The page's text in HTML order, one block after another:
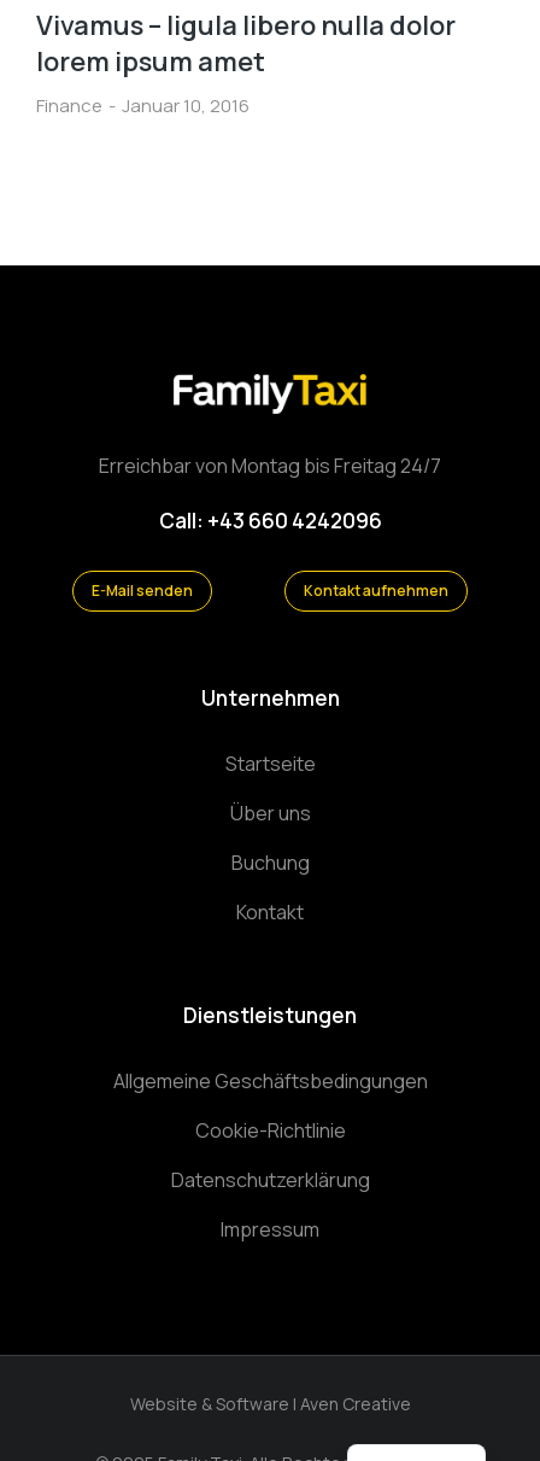
Vivamus – ligula libero nulla dolor
lorem ipsum amet
Finance Januar 10, 2016
Erreichbar von Montag bis Freitag 24/7
Call: +43 660 4242096
E-Mail senden Kontakt aufnehmen
Unternehmen
Startseite
Über uns
Buchung
Kontakt
Dienstleistungen
Allgemeine Geschäftsbedingungen
Cookie-Richtlinie
Datenschutzerklärung
Impressum
Website & Software | Aven Creative